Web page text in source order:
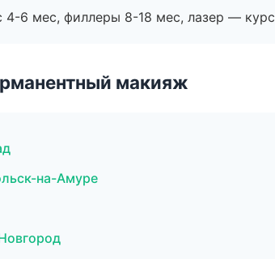
4-6 мес, филлеры 8-18 мес, лазер —
макияж
на-Амуре